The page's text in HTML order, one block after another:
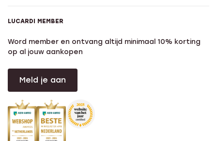
LUCARDI MEMBER
Word member en ontvang altijd minimaal 10% korting
op al jouw aankopen
Meld je aan